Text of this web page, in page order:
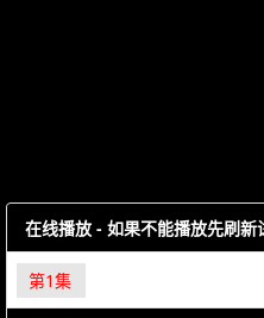
在线播放 - 如果不能播放先刷新
第1集